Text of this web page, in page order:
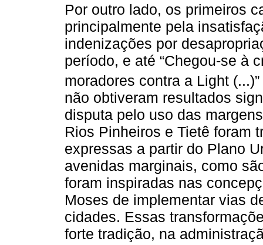
Por outro lado, os primeiros
principalmente pela
indenizações por
período, e até “Chegou-se à
moradores contra a Light (...)”
não obtiveram resultados
disputa pelo uso das
Rios Pinheiros e Tietê foram
expressas a partir do Plano
avenidas marginais, como
foram inspiradas nas
Moses de implementar vias
cidades. Essas
forte tradição, na